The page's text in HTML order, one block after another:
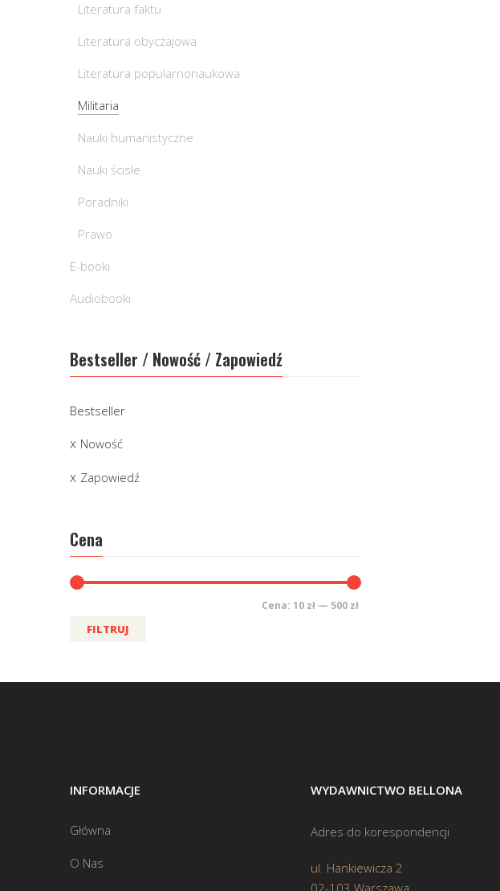
Literatura faktu
Literatura obyczajowa
Literatura popularnonaukowa
Militaria
Nauki humanistyczne
Nauki ścisłe
Poradniki
Prawo
E-booki
Audiobooki
Bestseller / Nowość / Zapowiedź
Bestseller
Nowość
Zapowiedź
Cena
FILTRUJ
Cena: 10 zł — 500 zł
INFORMACJE
Główna
O Nas
WYDAWNICTWO BELLONA
Adres do korespondencji
ul. Hankiewicza 2
02-103 Warszawa